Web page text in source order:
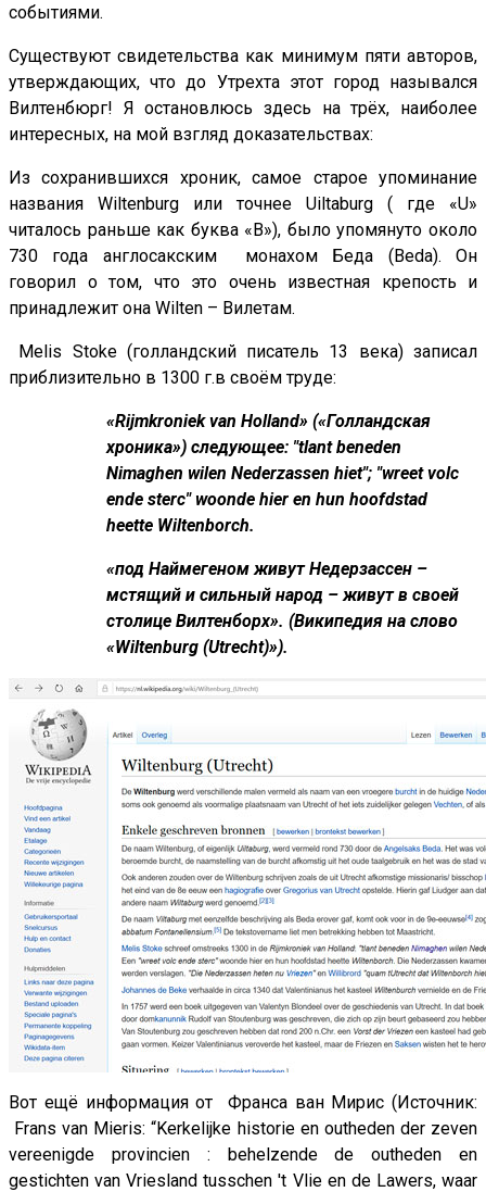
событиями.
Существуют свидетельства как минимум пяти авторов,
утверждающих, что до Утрехта этот город назывался
Вилтенбюрг! Я остановлюсь здесь на трёх, наиболее
интересных, на мой взгляд доказательствах:
Из сохранившихся хроник, самое старое упоминание
названия Wiltenburg или точнее Uiltaburg ( где «U»
читалось раньше как буква «В»), было упомянуто около
730 года англосакским монахом Беда (Beda). Он
говорил о том, что это очень известная крепость и
принадлежит она Wilten – Вилетам.
Melis Stoke (голландский писатель 13 века) записал
приблизительно в 1300 г.в своём труде:
«Rijmkroniek van Holland» («Голландская
хроника») следующее: "tlant beneden
Nimaghen wilen Nederzassen hiet"; "wreet volc
ende sterc" woonde hier en hun hoofdstad
heette Wiltenborch.
«под Наймегеном живут Недерзассен –
мстящий и сильный народ – живут в своей
столице Вилтенборх». (Википедия на слово
«Wiltenburg (Utrecht)»).
Вот ещё информация от Франса ван Мирис (Источник:
Frans van Mieris: “Kerkelijke historie en outheden der zeven
vereenigde provincien : behelzende de outheden en
gestichten van Vriesland tusschen 't Vlie en de Lawers, waar